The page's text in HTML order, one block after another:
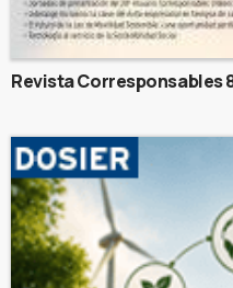
Revista Corresponsables